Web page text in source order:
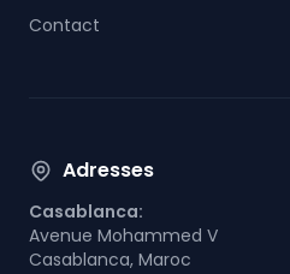
Contact
Adresses
Casablanca:
Avenue Mohammed V
Casablanca, Maroc